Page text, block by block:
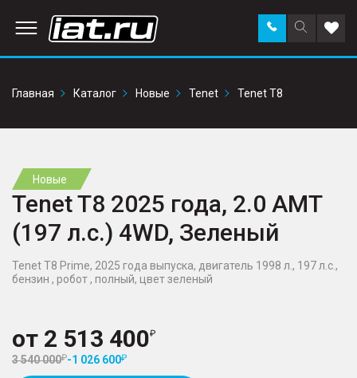
Поиск
по
Заказать
звонок в
Главная
Каталог Новые Tenet Tenet T8
Новые
Tenet T8 2025 года, 2.0 AMT
(197 л.с.) 4WD, Зеленый
Tenet T8 Prime, 2025 года выпуска, двигатель 1998 л., 197 л.с.,
бензин , робот , полный, цвет зеленый
от 2 513 400
3 540 000 -1 026 600